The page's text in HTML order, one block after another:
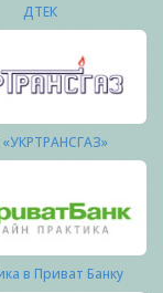
ДТЕК
в Приват Банку